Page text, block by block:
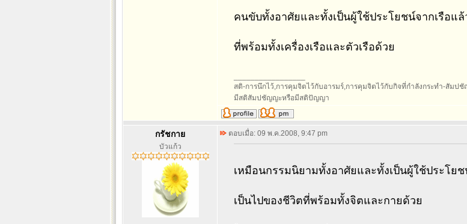
คนขับทั้งอาศัยและทั้งเป็นผู้ใช้ประโยชน์จากเรือแ
ที่พร้อมทั้งเครื่องเรือและตัวเรือด้วย
สติ-การนึกไว้,การคุมจิตไว้กับอารมร์,การคุมจิตไว้กับกิจที่กำลังกระทำ-สัมป
มีสติสัมปชัญญะหรือมีสติปัญญา
กรัชกาย
บัวแก้ว
ตอบเมื่อ: 09 พ.ค.2008, 9:47 pm
เหมือนกรรมนิยามทั้งอาศัยและทั้งเป็นผู้ใช้ประโ
เป็นไปของชีวิตที่พร้อมทั้งจิตและกายด้วย